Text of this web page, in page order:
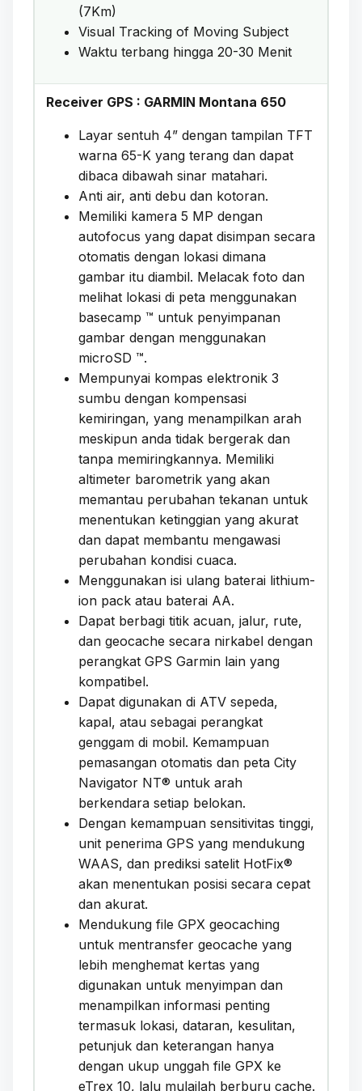
(7Km)
Visual Tracking of Moving Subject
Waktu terbang hingga 20-30 Menit
Receiver GPS : GARMIN Montana 650
Layar sentuh 4” dengan tampilan TFT
warna 65-K yang terang dan dapat
dibaca dibawah sinar matahari.
Anti air, anti debu dan kotoran.
Memiliki kamera 5 MP dengan
autofocus yang dapat disimpan secara
otomatis dengan lokasi dimana
gambar itu diambil. Melacak foto dan
melihat lokasi di peta menggunakan
basecamp ™ untuk penyimpanan
gambar dengan menggunakan
microSD ™.
Mempunyai kompas elektronik 3
sumbu dengan kompensasi
kemiringan, yang menampilkan arah
meskipun anda tidak bergerak dan
tanpa memiringkannya. Memiliki
altimeter barometrik yang akan
memantau perubahan tekanan untuk
menentukan ketinggian yang akurat
dan dapat membantu mengawasi
perubahan kondisi cuaca.
Menggunakan isi ulang baterai lithium-
ion pack atau baterai AA.
Dapat berbagi titik acuan, jalur, rute,
dan geocache secara nirkabel dengan
perangkat GPS Garmin lain yang
kompatibel.
Dapat digunakan di ATV sepeda,
kapal, atau sebagai perangkat
genggam di mobil. Kemampuan
pemasangan otomatis dan peta City
Navigator NT® untuk arah
berkendara setiap belokan.
Dengan kemampuan sensitivitas tinggi,
unit penerima GPS yang mendukung
WAAS, dan prediksi satelit HotFix®
akan menentukan posisi secara cepat
dan akurat.
Mendukung file GPX geocaching
untuk mentransfer geocache yang
lebih menghemat kertas yang
digunakan untuk menyimpan dan
menampilkan informasi penting
termasuk lokasi, dataran, kesulitan,
petunjuk dan keterangan hanya
dengan ukup unggah file GPX ke
eTrex 10, lalu mulailah berburu cache.